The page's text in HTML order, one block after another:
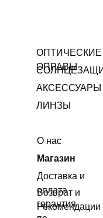
ОПТИЧЕСКИЕ
ОПРАВЫ
Магазин
О нас
Рекомендации
Доставка и
оплата
Возврат и
гарантия
ЛИНЗЫ
АКСЕССУАРЫ